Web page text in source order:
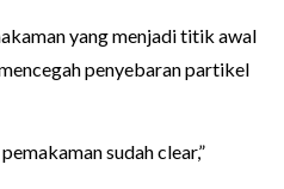
yang menjadi titik awal
penyebaran partikel
sudah clear,”